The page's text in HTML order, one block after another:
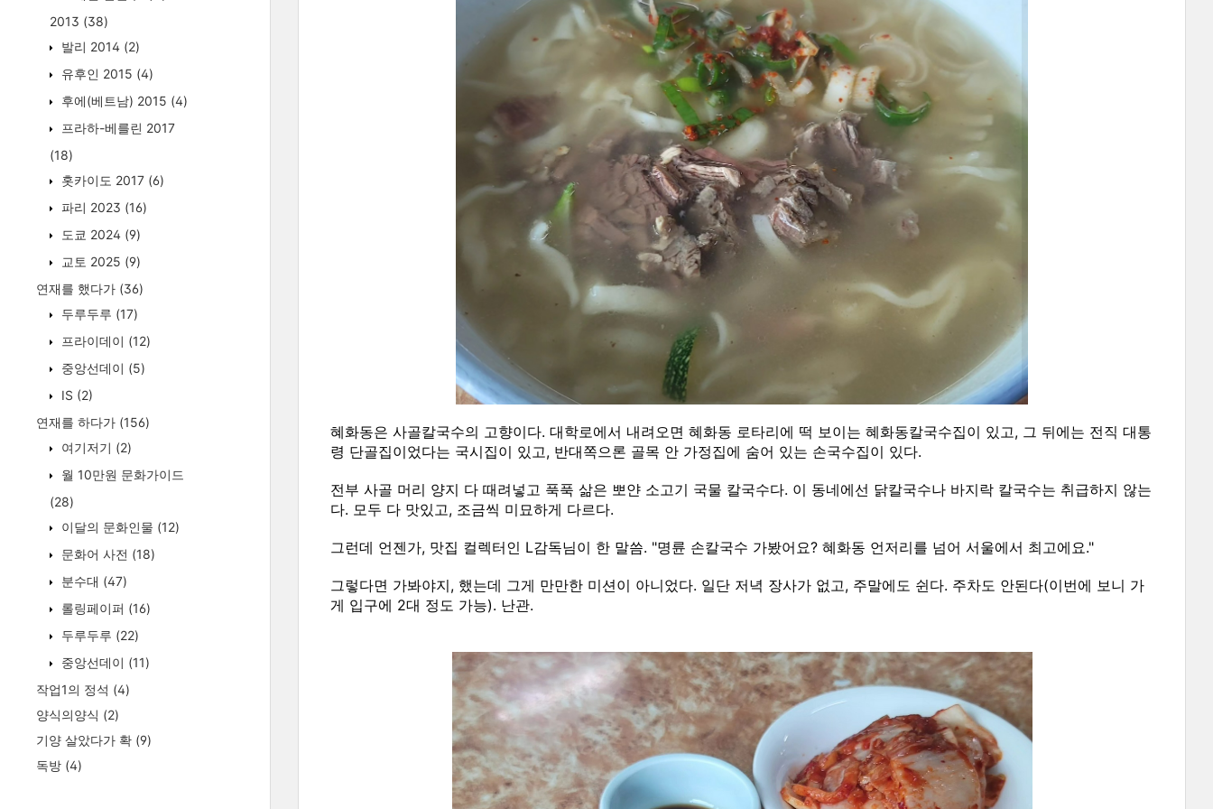
2013 (38)
발리 2014 (2)
유후인 2015 (4)
후에(베트남) 2015 (4)
프라하-베를린 2017
(18)
홋카이도 2017 (6)
파리 2023 (16)
도쿄 2024 (9)
교토 2025 (9)
연재를 했다가 (36)
두루두루 (17)
프라이데이 (12)
중앙선데이 (5)
IS (2)
연재를 하다가 (156)
여기저기 (2)
월 10만원 문화가이드
(28)
이달의 문화인물 (12)
문화어 사전 (18)
분수대 (47)
롤링페이퍼 (16)
두루두루 (22)
중앙선데이 (11)
작업1의 정석 (4)
양식의양식 (2)
기양 살았다가 확 (9)
독방 (4)
혜화동은 사골칼국수의 고향이다. 대학로에서 내려오면 혜화동 로타리에 떡 보이는 혜화동칼국수집이 있고, 그 뒤에는 전직 대통
령 단골집이었다는 국시집이 있고, 반대쪽으론 골목 안 가정집에 숨어 있는 손국수집이 있다.
전부 사골 머리 양지 다 때려넣고 푹푹 삶은 뽀얀 소고기 국물 칼국수다. 이 동네에선 닭칼국수나 바지락 칼국수는 취급하지 않는
다. 모두 다 맛있고, 조금씩 미묘하게 다르다.
그런데 언젠가, 맛집 컬렉터인 L감독님이 한 말씀. "명륜 손칼국수 가봤어요? 혜화동 언저리를 넘어 서울에서 최고에요."
그렇다면 가봐야지, 했는데 그게 만만한 미션이 아니었다. 일단 저녁 장사가 없고, 주말에도 쉰다. 주차도 안된다(이번에 보니 가
게 입구에 2대 정도 가능). 난관.